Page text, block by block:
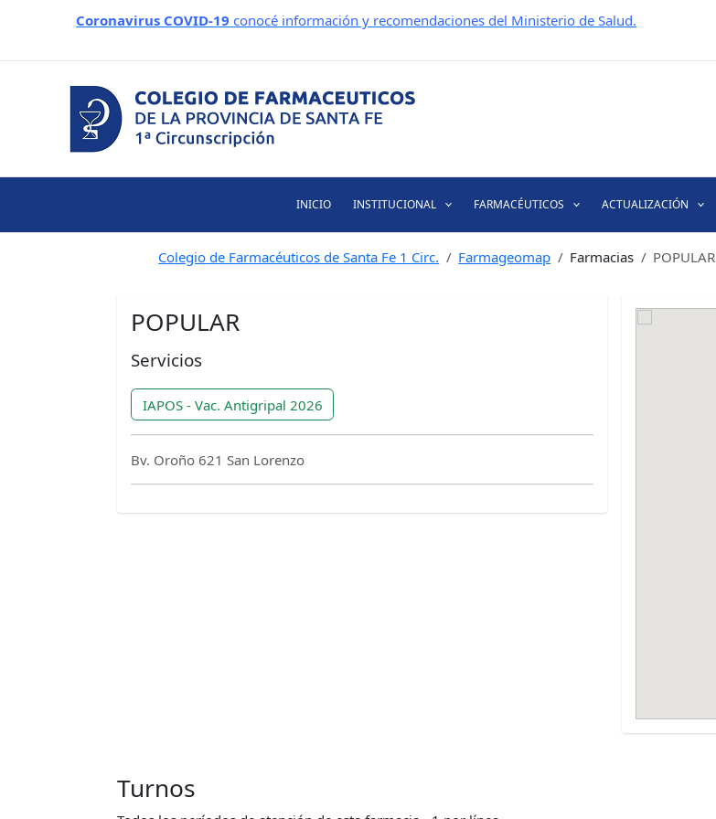
Coronavirus COVID-19 conocé información y recomendaciones del Ministerio de Salud.
INICIO INSTITUCIONAL FARMACÉUTICOS ACTUALIZACIÓN
Colegio de Farmacéuticos de Santa Fe 1 Circ. Farmageomap Farmacias POPULAR
POPULAR
Servicios
IAPOS - Vac. Antigripal 2026
Bv. Oroño 621 San Lorenzo
Turnos